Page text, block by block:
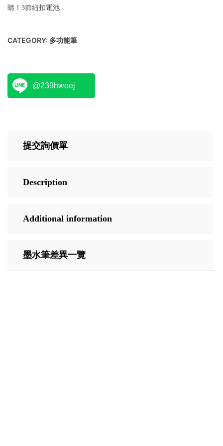
睛！3節紐扣電池
CATEGORY: 多功能筆
@239hwoej
提交詢價單
Description
Additional information
墨水筆差異一覽